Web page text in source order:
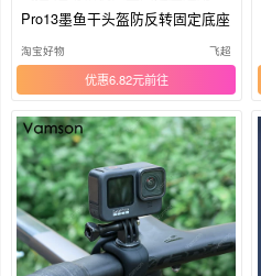
Pro13墨鱼干头盔防反转固定底座
淘宝好物 飞超
优惠6.82元